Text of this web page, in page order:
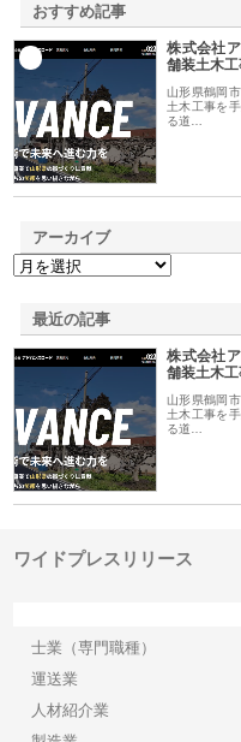
おすすめ記事
株式会社
舗装土木
山形県鶴岡
土木工事を
る道…
アーカイブ
最近の記事
株式会社
舗装土木
山形県鶴岡
土木工事を
る道…
ワイドプレスリリース
士業（専門職種）
運送業
人材紹介業